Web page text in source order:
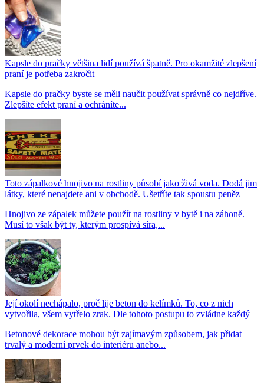
Kapsle do pračky většina lidí používá špatně. Pro okamžité zlepšení
praní je potřeba zakročit
Kapsle do pračky byste se měli naučit používat správně co nejdříve.
Zlepšíte efekt praní a ochráníte...
Toto zápalkové hnojivo na rostliny působí jako živá voda. Dodá jim
látky, které nenajdete ani v obchodě. Ušetříte tak spoustu peněz
Hnojivo ze zápalek můžete použít na rostliny v bytě i na záhoně.
Musí to však být ty, kterým prospívá síra,...
Její okolí nechápalo, proč lije beton do kelímků. To, co z nich
vytvořila, všem vytřelo zrak. Dle tohoto postupu to zvládne každý
Betonové dekorace mohou být zajímavým způsobem, jak přidat
trvalý a moderní prvek do interiéru anebo...